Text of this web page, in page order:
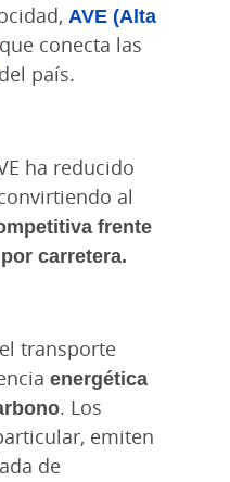
AVE (Alta
que conecta las
país.
ha reducido
al
frente
carretera.
transporte
energética
. Los
emiten
de